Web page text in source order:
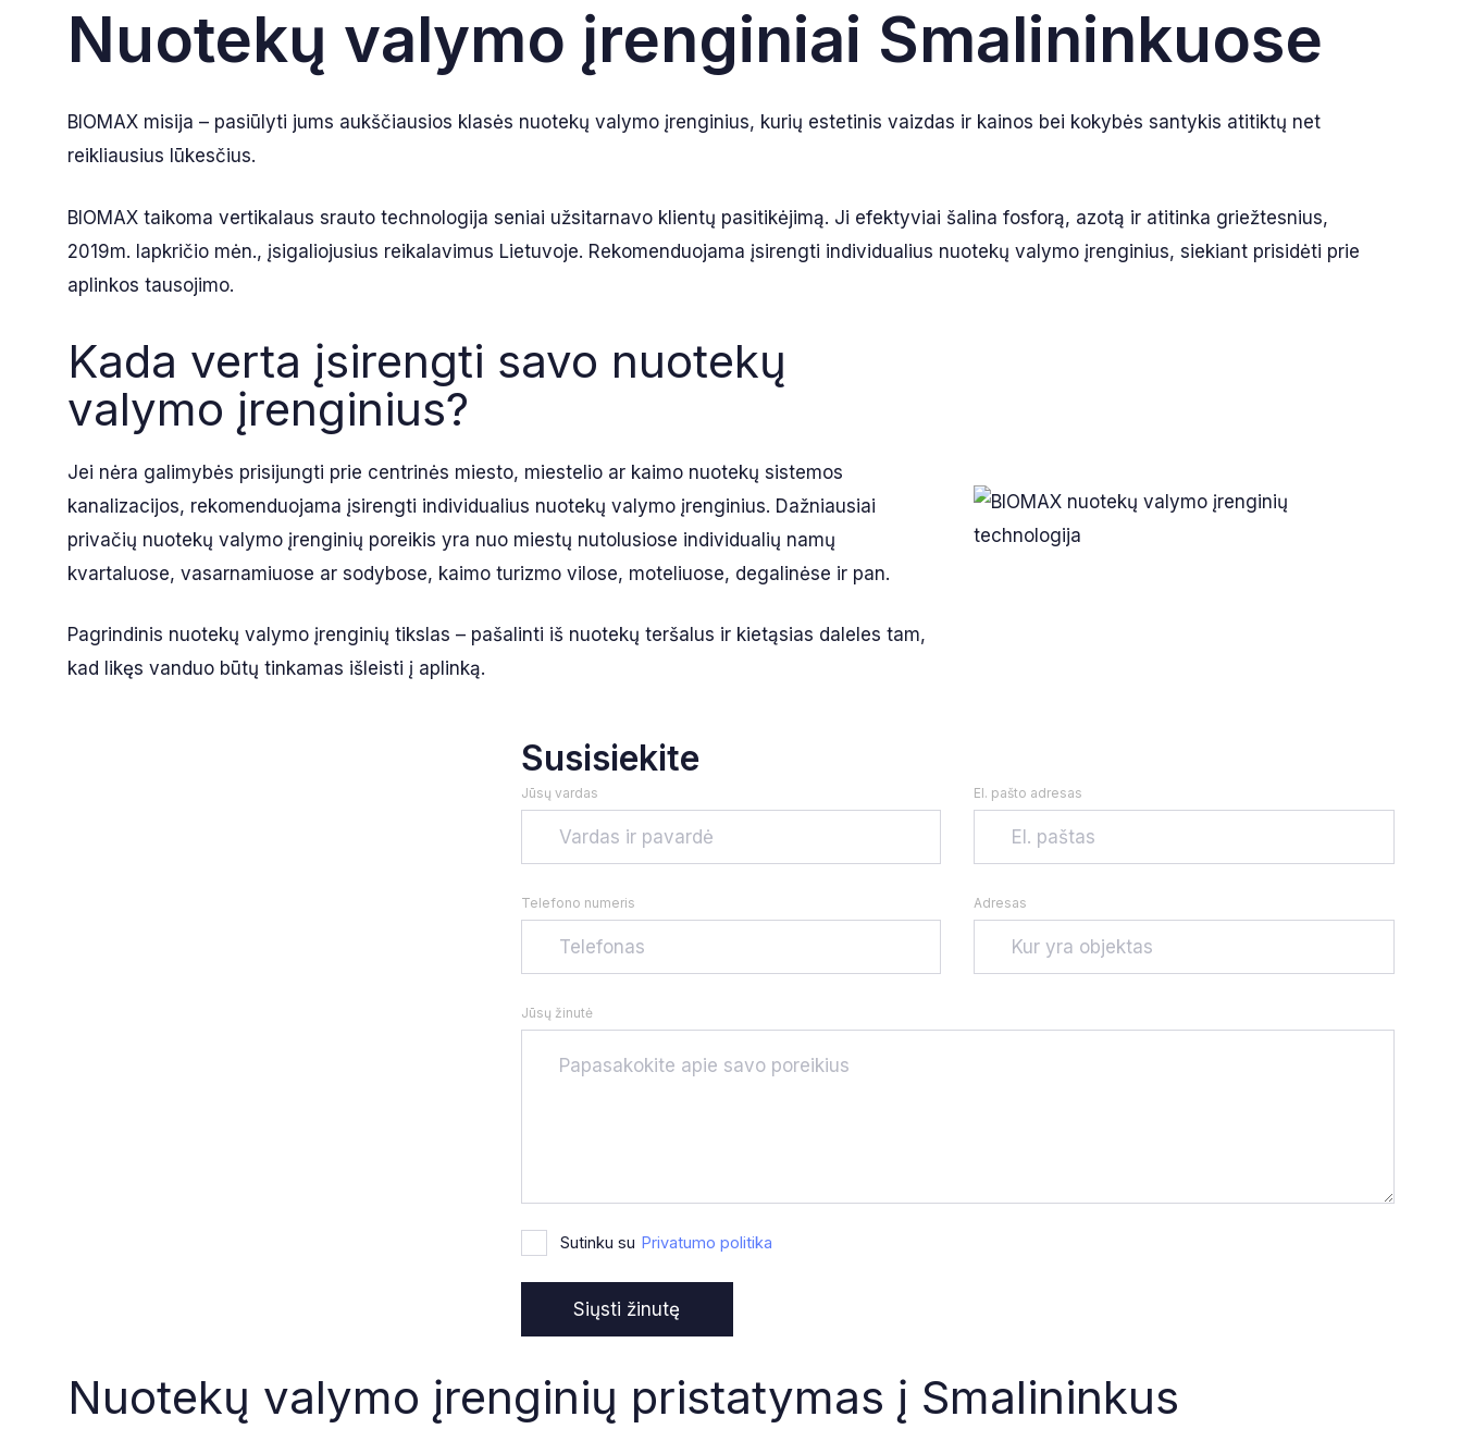
Nuotekų valymo įrenginiai Smalininkuose
BIOMAX misija – pasiūlyti jums aukščiausios klasės nuotekų valymo įrenginius, kurių estetinis vaizdas ir kainos bei kokybės santykis atitiktų net
reikliausius lūkesčius.
BIOMAX taikoma vertikalaus srauto technologija seniai užsitarnavo klientų pasitikėjimą. Ji efektyviai šalina fosforą, azotą ir atitinka griežtesnius,
2019m. lapkričio mėn., įsigaliojusius reikalavimus Lietuvoje. Rekomenduojama įsirengti individualius nuotekų valymo įrenginius, siekiant prisidėti prie
aplinkos tausojimo.
Kada verta įsirengti savo nuotekų
valymo įrenginius?
Jei nėra galimybės prisijungti prie centrinės miesto, miestelio ar kaimo nuotekų sistemos
kanalizacijos, rekomenduojama įsirengti individualius nuotekų valymo įrenginius. Dažniausiai
privačių nuotekų valymo įrenginių poreikis yra nuo miestų nutolusiose individualių namų
kvartaluose, vasarnamiuose ar sodybose, kaimo turizmo vilose, moteliuose, degalinėse ir pan.
Pagrindinis nuotekų valymo įrenginių tikslas – pašalinti iš nuotekų teršalus ir kietąsias daleles tam,
kad likęs vanduo būtų tinkamas išleisti į aplinką.
Susisiekite
Jūsų vardas El. pašto adresas
Telefono numeris Adresas
Jūsų žinutė
Sutinku su Privatumo politika
Nuotekų valymo įrenginių pristatymas į Smalininkus